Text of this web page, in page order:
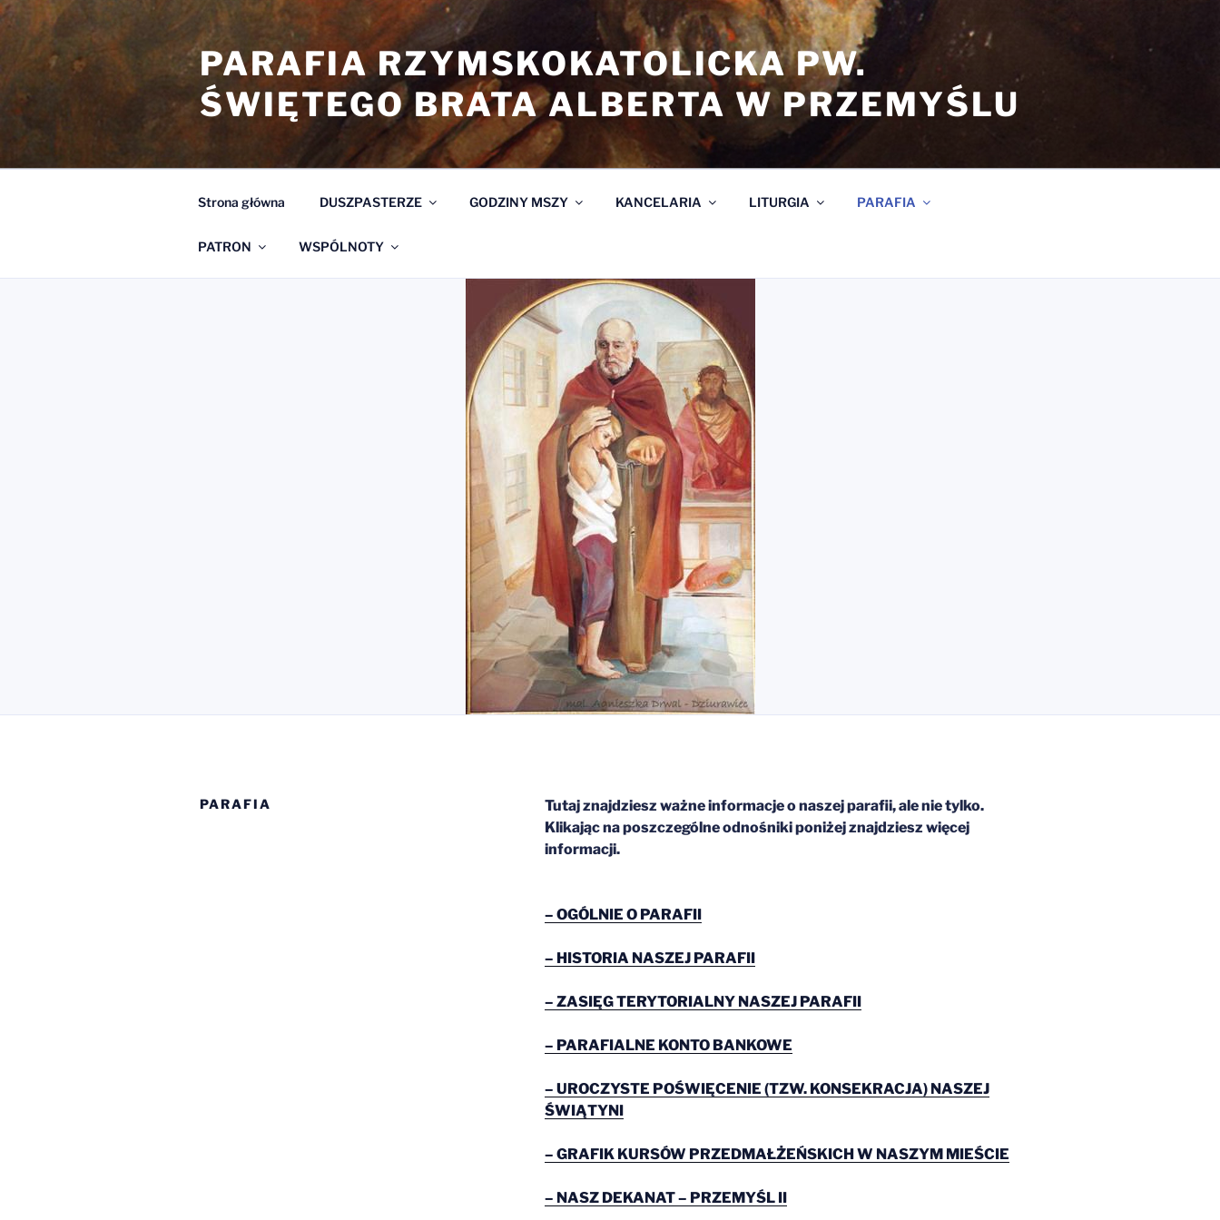
Przejdź
PARAFIA RZYMSKOKATOLICKA PW.
ŚWIĘTEGO BRATA ALBERTA W PRZEMYŚLU
Strona główna DUSZPASTERZE GODZINY MSZY KANCELARIA LITURGIA PARAFIA
PATRON WSPÓLNOTY
PARAFIA
Tutaj znajdziesz ważne informacje o naszej parafii, ale nie tylko.
Klikając na poszczególne odnośniki poniżej znajdziesz więcej
informacji.
– OGÓLNIE O PARAFII
– HISTORIA NASZEJ PARAFII
– ZASIĘG TERYTORIALNY NASZEJ PARAFII
– PARAFIALNE KONTO BANKOWE
– UROCZYSTE POŚWIĘCENIE (TZW. KONSEKRACJA) NASZEJ
ŚWIĄTYNI
– GRAFIK KURSÓW PRZEDMAŁŻEŃSKICH W NASZYM MIEŚCIE
– NASZ DEKANAT – PRZEMYŚL II